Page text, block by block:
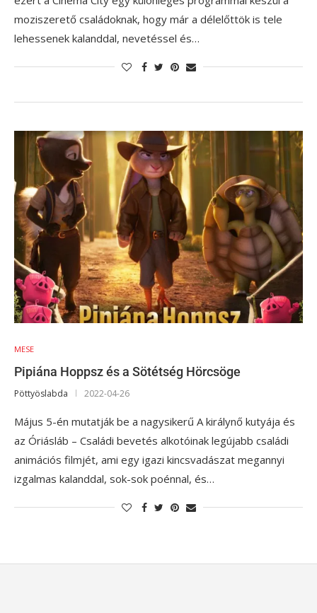
moziszerető családoknak, hogy már a délelőttök is tele
lehessenek kalanddal, nevetéssel és…
MESE
Pipiána Hoppsz és a Sötétség Hörcsöge
Pöttyöslabda 2022-04-26
Május 5-én mutatják be a nagysikerű A királynő kutyája és
az Óriásláb – Családi bevetés alkotóinak legújabb családi
animációs filmjét, ami egy igazi kincsvadászat megannyi
izgalmas kalanddal, sok-sok poénnal, és…